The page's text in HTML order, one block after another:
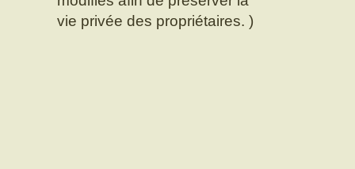
vie privée des propriétaires. )